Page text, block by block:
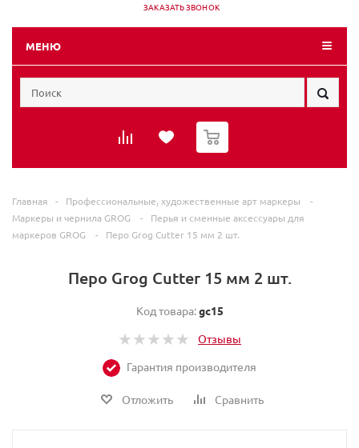
ЗАКАЗАТЬ ЗВОНОК
МЕНЮ
0
Главная - Профессиональные, художественные арт маркеры
-
Маркеры и чернила GROG
-
Перья и сменные аксессуары для
маркеров GROG
- Перо Grog Cutter 15 мм 2 шт.
Перо Grog Cutter 15 мм 2 шт.
Код товара:gc15
Отзывы
Гарантия производителя
Отложить Сравнить